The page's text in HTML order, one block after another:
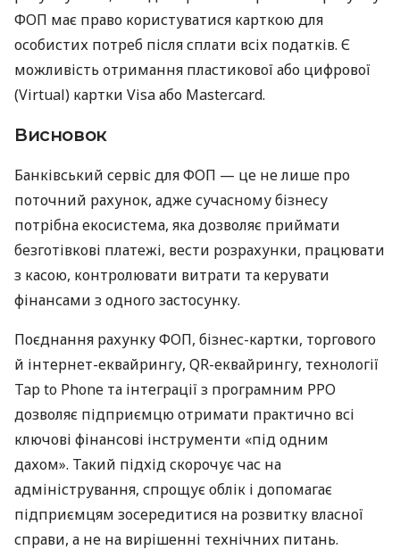
ФОП має право користуватися карткою для
особистих потреб після сплати всіх податків. Є
можливість отримання пластикової або цифрової
(Virtual) картки Visa або Mastercard.
Висновок
Банківський сервіс для ФОП — це не лише про
поточний рахунок, адже сучасному бізнесу
потрібна екосистема, яка дозволяє приймати
безготівкові платежі, вести розрахунки, працювати
з касою, контролювати витрати та керувати
фінансами з одного застосунку.
Поєднання рахунку ФОП, бізнес-картки, торгового
й інтернет-еквайрингу, QR-еквайрингу, технології
Tap to Phone та інтеграції з програмним РРО
дозволяє підприємцю отримати практично всі
ключові фінансові інструменти «під одним
дахом». Такий підхід скорочує час на
адміністрування, спрощує облік і допомагає
підприємцям зосередитися на розвитку власної
справи, а не на вирішенні технічних питань.